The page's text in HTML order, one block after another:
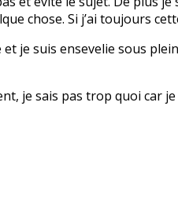
chose. Si j’ai toujours
je suis ensevelie sous
je sais pas trop quoi car